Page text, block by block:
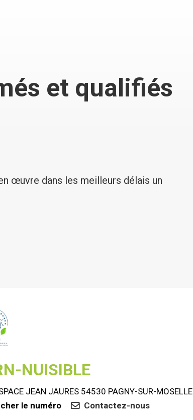
et qualifiés
œuvre dans les meilleurs délais un
NUISIBLE
JEAN JAURES 54530 PAGNY-SUR-MOSELLE
le numéro
Contactez-nous